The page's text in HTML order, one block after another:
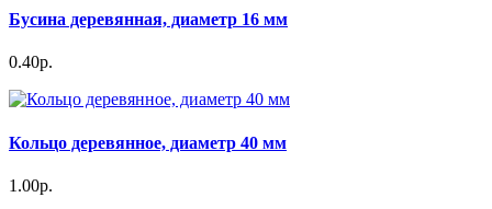
Бусина деревянная, диаметр 16 мм
0.40р.
Кольцо деревянное, диаметр 40 мм
1.00р.